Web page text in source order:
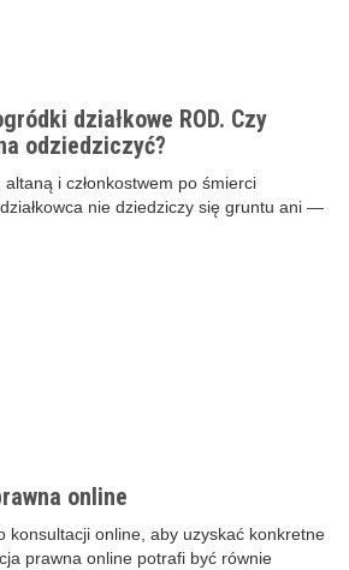
działkowe ROD. Czy
odziedziczyć?
altaną i członkostwem po śmierci
nie dziedziczy się gruntu ani —
online
konsultacji online, aby uzyskać konkretne
prawna online potrafi być równie